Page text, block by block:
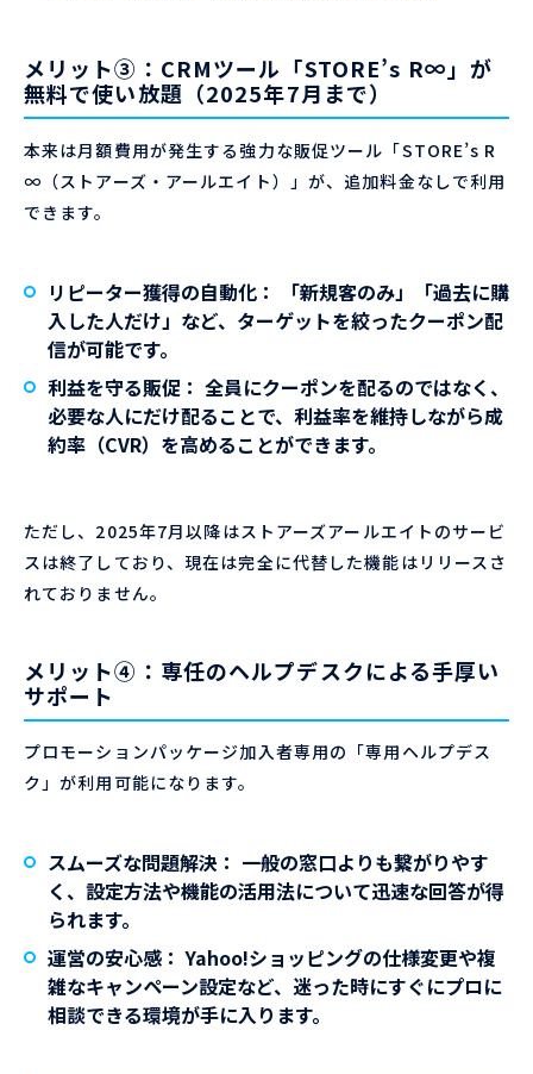
メリット③：CRMツール「STORE’s R∞」が
無料で使い放題（2025年7月まで）
本来は月額費用が発生する強力な販促ツール「STORE’s R
∞（ストアーズ・アールエイト）」が、追加料金なしで利用
できます。
リピーター獲得の自動化：
「新規客のみ」「過去に購
入した人だけ」など、ターゲットを絞ったクーポン配
信が可能です。
利益を守る販促： 全員にクーポンを配るのではなく、
必要な人にだけ配ることで、利益率を維持しながら成
約率（CVR）を高めることができます。
ただし、2025年7月以降はストアーズアールエイトのサービ
スは終了しており、現在は完全に代替した機能はリリースさ
れておりません。
メリット④：専任のヘルプデスクによる手厚い
サポート
プロモーションパッケージ加入者専用の「専用ヘルプデス
ク」が利用可能になります。
スムーズな問題解決： 一般の窓口よりも繋がりやす
く、設定方法や機能の活用法について迅速な回答が得
られます。
運営の安心感： Yahoo!ショッピングの仕様変更や複
雑なキャンペーン設定など、迷った時にすぐにプロに
相談できる環境が手に入ります。